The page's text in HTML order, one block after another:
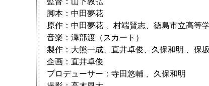
脚本：中田夢花
原作：中田夢花 、村端賢志、徳島市立高等
音楽：澤部渡（スカート）
製作：大熊一成、直井卓俊、久保和明 、保
企画：直井卓俊
プロデューサー：寺田悠輔 、久保和明